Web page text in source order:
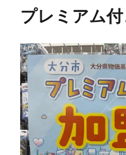
ー
プレミアム